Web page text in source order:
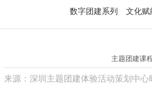
教培
组织
联系
特级培训
高级培训
高级培训
高级培
联系
数字团建系列 文化赋
主题团建课
来源： 深圳主题团建体验活动策划中心